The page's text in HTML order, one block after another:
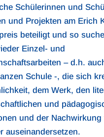
Schülerinnen und
und Projekten am Erich
beteiligt und so
Einzel- und
– d.h.
Schule -, die sich
dem Werk, den
und
und der Nachwirkung
auseinandersetzen.